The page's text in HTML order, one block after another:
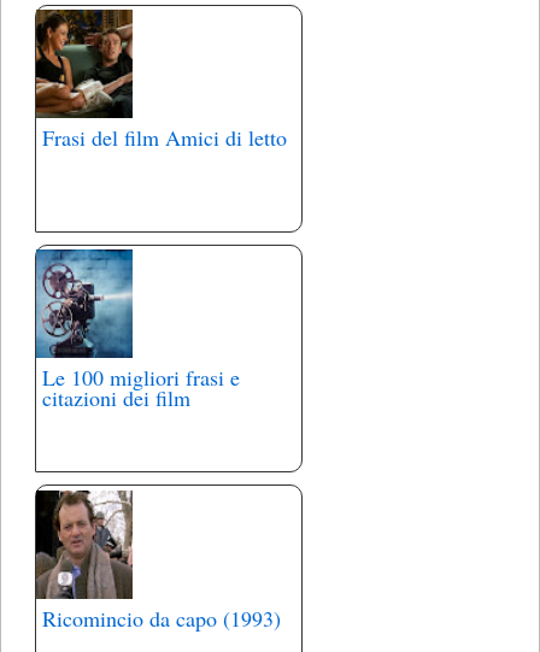
Frasi del film Amici di letto
Le 100 migliori frasi e
citazioni dei film
Ricomincio da capo (1993)